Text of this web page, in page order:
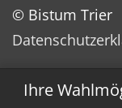
Ihre
© Bistum Trier